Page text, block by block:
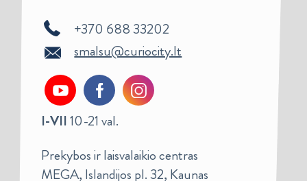
+370 688 33202
smalsu@curiocity.lt
I-VII10-21 val.
Prekybos ir laisvalaikio centras
MEGA, Islandijos pl. 32, Kaunas